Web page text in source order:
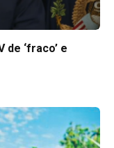
de ‘fraco’ e